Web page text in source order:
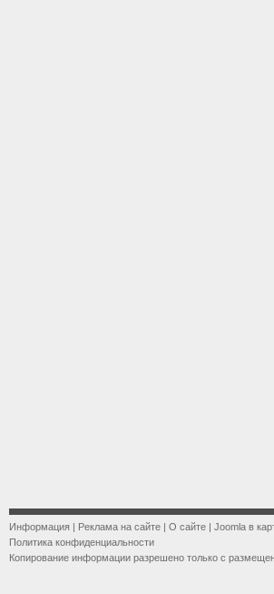
Информация | Реклама на сайте | О сайте | Joomla в
Политика конфиденциальности
Копирование информации разрешено только с